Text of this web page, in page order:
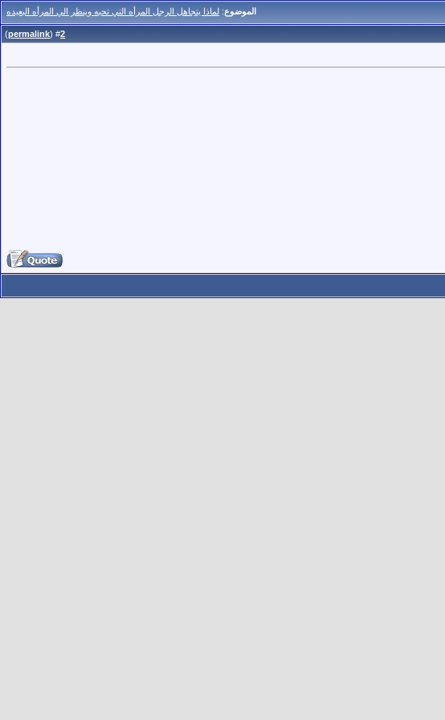
الموضوع: لماذا يتجاهل الرجل المرأه التي تحبه وينظر الي المرأه البعيده
2
(
permalink
)